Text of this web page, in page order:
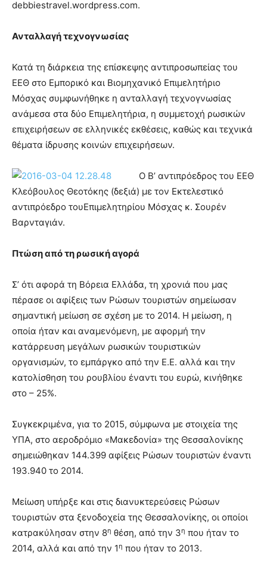
debbiestravel.wordpress.com.
Ανταλλαγή τεχνογνωσίας
Κατά τη διάρκεια της επίσκεψης αντιπροσωπείας του
ΕΕΘ στο Εμπορικό και Βιομηχανικό Επιμελητήριο
Μόσχας συμφωνήθηκε η ανταλλαγή τεχνογνωσίας
ανάμεσα στα δύο Επιμελητήρια, η συμμετοχή ρωσικών
επιχειρήσεων σε ελληνικές εκθέσεις, καθώς και τεχνικά
θέματα ίδρυσης κοινών επιχειρήσεων.
Ο Β’ αντιπρόεδρος του ΕΕΘ
Κλεόβουλος Θεοτόκης (δεξιά) με τον Εκτελεστικό
αντιπρόεδρο τουΕπιμελητηρίου Μόσχας κ. Σουρέν
Βαρνταγιάν.
Πτώση από τη ρωσική αγορά
Σ’ ότι αφορά τη Βόρεια Ελλάδα, τη χρονιά που μας
πέρασε οι αφίξεις των Ρώσων τουριστών σημείωσαν
σημαντική μείωση σε σχέση με το 2014. Η μείωση, η
οποία ήταν και αναμενόμενη, με αφορμή την
κατάρρευση μεγάλων ρωσικών τουριστικών
οργανισμών, το εμπάργκο από την Ε.Ε. αλλά και την
κατολίσθηση του ρουβλίου έναντι του ευρώ, κινήθηκε
στο – 25%.
Συγκεκριμένα, για το 2015, σύμφωνα με στοιχεία της
ΥΠΑ, στο αεροδρόμιο «Μακεδονία» της Θεσσαλονίκης
σημειώθηκαν 144.399 αφίξεις Ρώσων τουριστών έναντι
193.940 το 2014.
Μείωση υπήρξε και στις διανυκτερεύσεις Ρώσων
τουριστών στα ξενοδοχεία της Θεσσαλονίκης, οι οποίοι
κατρακύλησαν στην 8η θέση, από την 3η που ήταν το
2014, αλλά και από την 1η που ήταν το 2013.